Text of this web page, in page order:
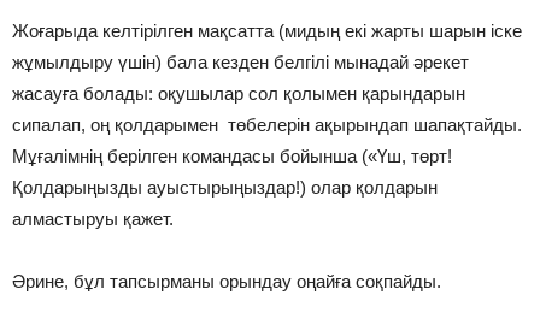
Жоғарыда келтірілген мақсатта (мидың екі жарты шарын іске
жұмылдыру үшін) бала кезден белгілі мынадай әрекет
жасауға болады: оқушылар сол қолымен қарындарын
сипалап, оң қолдарымен төбелерін ақырындап шапақтайды.
Мұғалімнің берілген командасы бойынша («Үш, төрт!
Қолдарыңызды ауыстырыңыздар!) олар қолдарын
алмастыруы қажет.
Әрине, бұл тапсырманы орындау оңайға соқпайды.